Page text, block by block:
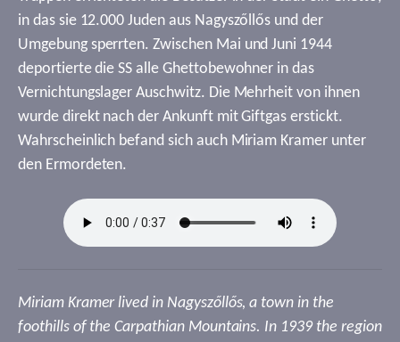
in das sie 12.000 Juden aus Nagyszőllős und der
Umgebung sperrten. Zwischen Mai und Juni 1944
deportierte die SS alle Ghettobewohner in das
Vernichtungslager Auschwitz. Die Mehrheit von ihnen
wurde direkt nach der Ankunft mit Giftgas erstickt.
Wahrscheinlich befand sich auch Miriam Kramer unter
den Ermordeten.
Miriam Kramer lived in Nagyszőllős, a town in the
foothills of the Carpathian Mountains. In 1939 the region